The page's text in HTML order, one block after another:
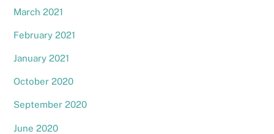
March 2021
February 2021
January 2021
October 2020
September 2020
June 2020